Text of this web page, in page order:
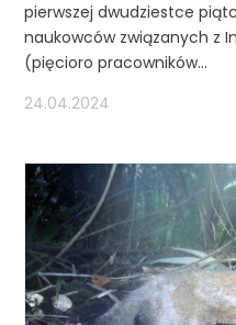
pierwszej dwudziestce
naukowców związanych z
(pięcioro pracowników...
24.04.2024